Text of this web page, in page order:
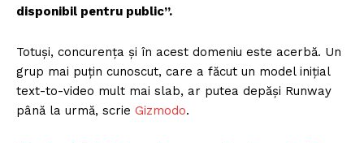
disponibil pentru public”.
Totuși, concurența și în acest domeniu este acerbă. Un
grup mai puțin cunoscut, care a făcut un model inițial
text-to-video mult mai slab, ar putea depăși Runway
până la urmă, scrie Gizmodo.